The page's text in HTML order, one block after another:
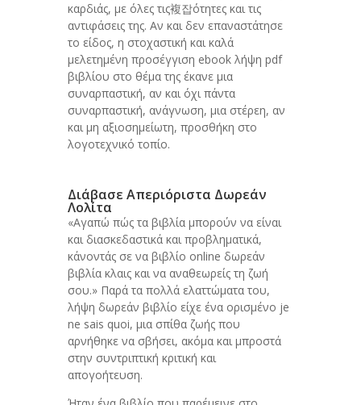
καρδιάς, με όλες τις複잡ότητες και τις
αντιφάσεις της. Αν και δεν επαναστάτησε
το είδος, η στοχαστική και καλά
μελετημένη προσέγγιση ebook λήψη pdf
βιβλίου στο θέμα της έκανε μια
συναρπαστική, αν και όχι πάντα
συναρπαστική, ανάγνωση, μια στέρεη, αν
και μη αξιοσημείωτη, προσθήκη στο
λογοτεχνικό τοπίο.
Διάβασε Απεριόριστα Δωρεάν
Λολίτα
«Αγαπώ πώς τα βιβλία μπορούν να είναι
και διασκεδαστικά και προβληματικά,
κάνοντάς σε να βιβλίο online δωρεάν
βιβλία κλαις και να αναθεωρείς τη ζωή
σου.» Παρά τα πολλά ελαττώματα του,
λήψη δωρεάν βιβλίο είχε ένα ορισμένο je
ne sais quoi, μια σπίθα ζωής που
αρνήθηκε να σβήσει, ακόμα και μπροστά
στην συντριπτική κριτική και
απογοήτευση.